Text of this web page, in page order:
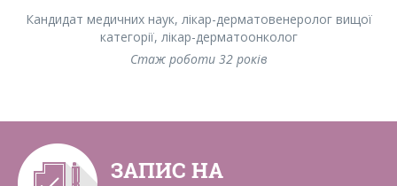
Кандидат медичних наук, лікар-дерматовенеролог вищої
категорії, лікар-дерматоонколог
Стаж роботи 32 років
ЗАПИС НА